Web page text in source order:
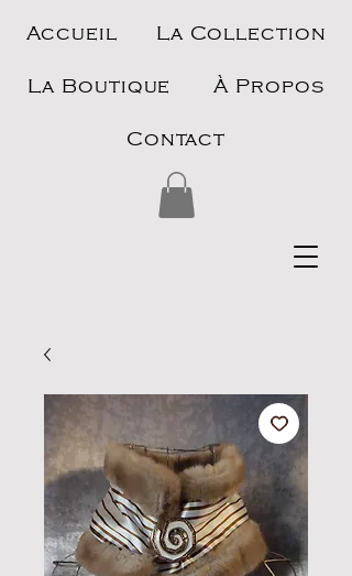
Accueil La Collection
La Boutique À Propos
Contact